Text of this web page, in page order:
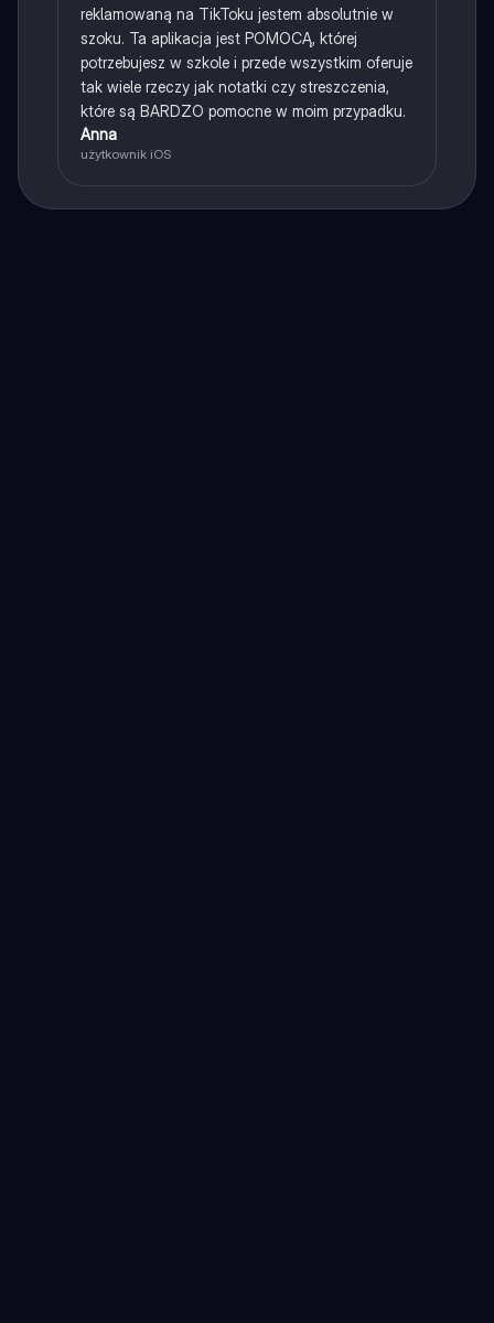
reklamowaną na TikToku jestem absolutnie w
szoku. Ta aplikacja jest POMOCĄ, której
potrzebujesz w szkole i przede wszystkim oferuje
tak wiele rzeczy jak notatki czy streszczenia,
które są BARDZO pomocne w moim przypadku.
Anna
użytkownik iOS